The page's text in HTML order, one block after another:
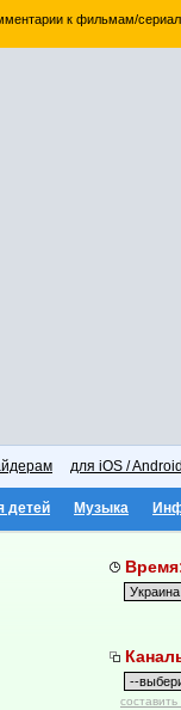
к фильмам/
для iOS /
детей Музыка